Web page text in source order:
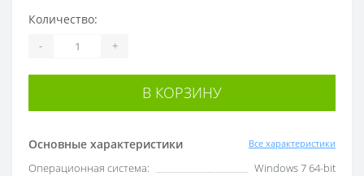
Основные характеристики Все характеристики
Операционная система:
Windows 7 64-bit
Количество:
- +
В КОРЗИНУ